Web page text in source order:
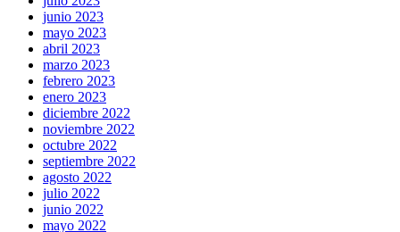
junio 2023
mayo 2023
abril 2023
marzo 2023
febrero 2023
enero 2023
diciembre 2022
noviembre 2022
octubre 2022
septiembre 2022
agosto 2022
julio 2022
junio 2022
mayo 2022